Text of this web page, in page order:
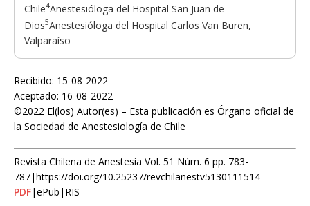
Chile4Anestesióloga del Hospital San Juan de
Dios5Anestesióloga del Hospital Carlos Van Buren,
Valparaíso
Recibido: 15-08-2022
Aceptado: 16-08-2022
©2022 El(los) Autor(es) – Esta publicación es Órgano oficial de
la Sociedad de Anestesiología de Chile
Revista Chilena de Anestesia Vol. 51 Núm. 6 pp. 783-
787|https://doi.org/10.25237/revchilanestv5130111514
PDF|ePub|RIS